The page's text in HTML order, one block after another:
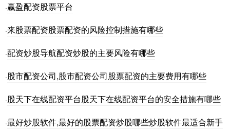
·赢盈配资股票平台
·来股票配资股票配资的风险控制措施有哪些
·配资炒股导航配资炒股的主要风险有哪些
·股市配资公司,股市配资公司股票配资的主要费用有哪些
·股天下在线配资平台股天下在线配资平台的安全措施有哪些
·最好炒股软件,最好的股票配资炒股哪些炒股软件最适合新手